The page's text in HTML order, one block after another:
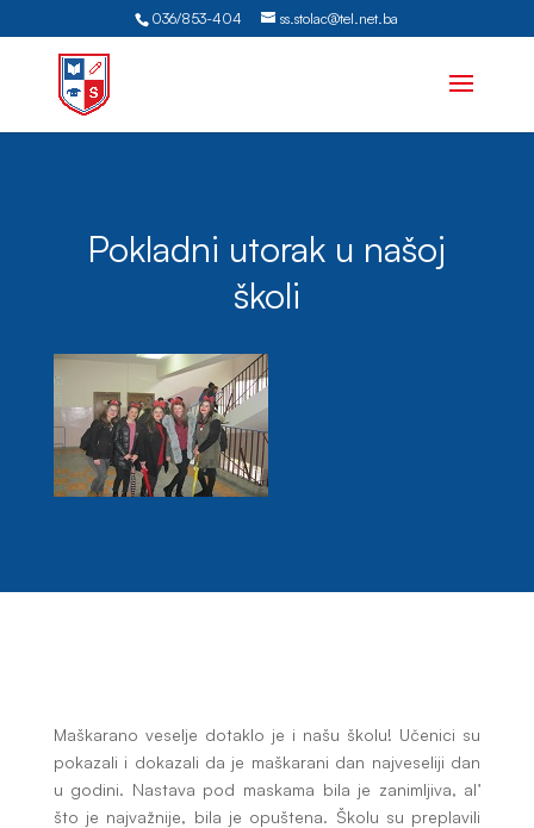
036/853-404 ss.stolac@tel.net.ba
Pokladni utorak u našoj
školi
Maškarano veselje dotaklo je i našu školu! Učenici su
pokazali i dokazali da je maškarani dan najveseliji dan
u godini. Nastava pod maskama bila je zanimljiva, al’
što je najvažnije, bila je opuštena. Školu su preplavili